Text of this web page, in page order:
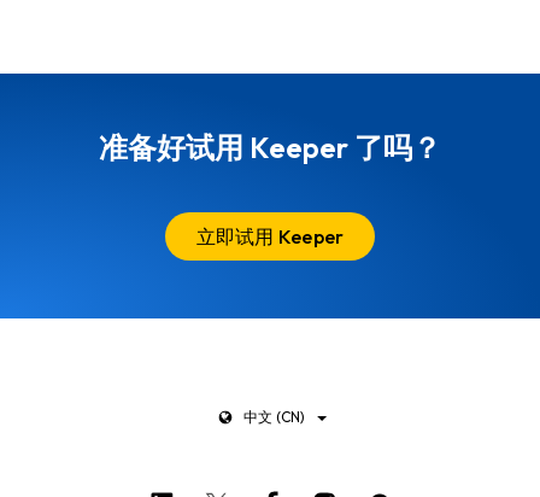
准备好试用 Keeper 了吗？
立即试用 Keeper
中文 (CN)